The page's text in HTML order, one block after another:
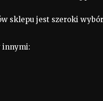
sklepu jest szeroki
innymi: